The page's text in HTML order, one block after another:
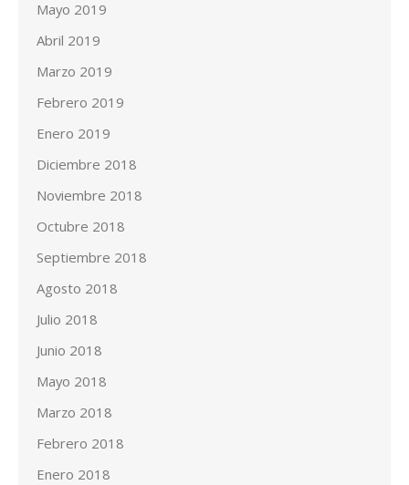
Mayo 2019
Abril 2019
Marzo 2019
Febrero 2019
Enero 2019
Diciembre 2018
Noviembre 2018
Octubre 2018
Septiembre 2018
Agosto 2018
Julio 2018
Junio 2018
Mayo 2018
Marzo 2018
Febrero 2018
Enero 2018